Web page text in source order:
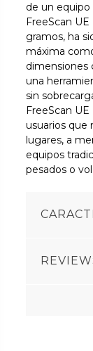
de un
FreeScan
gramos, ha
máxima
dimensiones
una
sin
FreeScan
usuarios que
lugares, a
equipos
pesados ​​o